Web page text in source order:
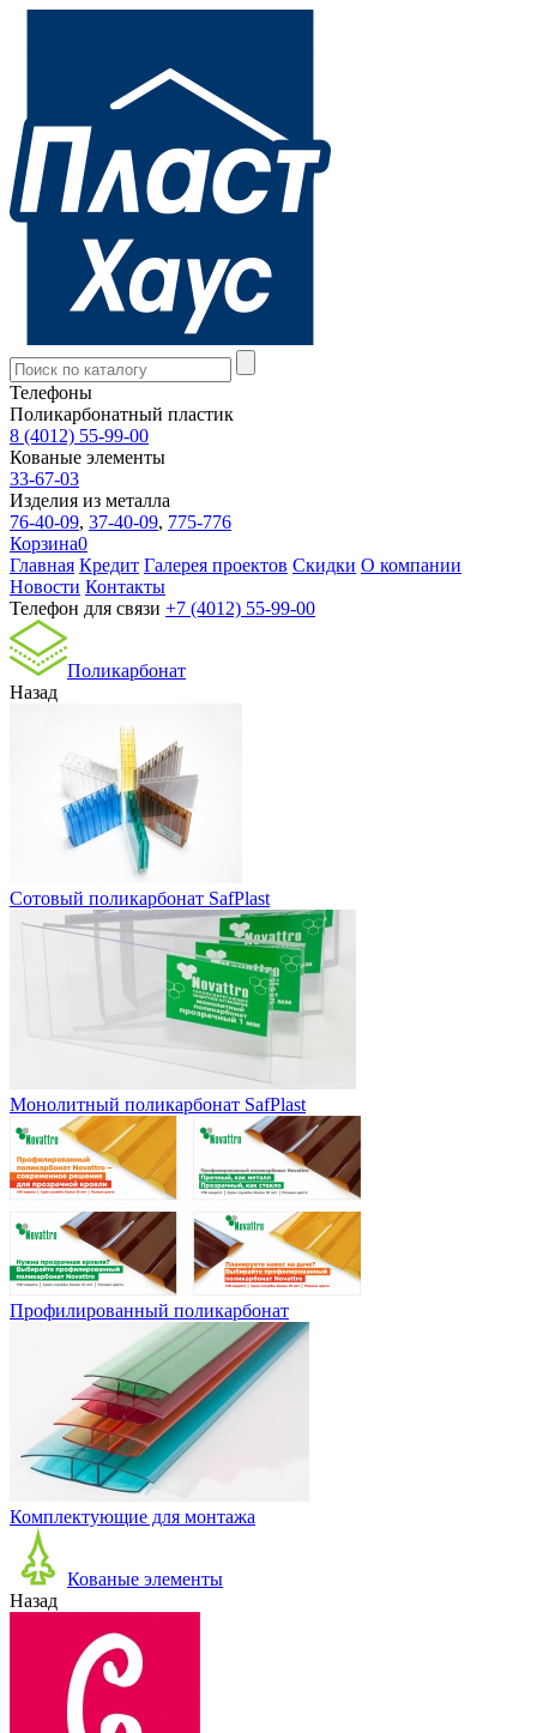
Телефоны
Поликарбонатный пластик
8 (4012) 55-99-00
Кованые элементы
33-67-03
Изделия из металла
76-40-09, 37-40-09, 775-776
Корзина0
Главная Кредит Галерея проектов Скидки О компании
Новости Контакты
Телефон для связи +7 (4012) 55-99-00
Поликарбонат
Назад
Сотовый поликарбонат SafPlast
Монолитный поликарбонат SafPlast
Профилированный поликарбонат
Комплектующие для монтажа
Кованые элементы
Назад